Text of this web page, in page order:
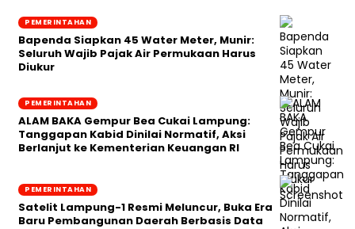
PEMERINTAHAN
‎Bapenda Siapkan 45 Water Meter, Munir:
Seluruh Wajib Pajak Air Permukaan Harus
Diukur
PEMERINTAHAN
ALAM BAKA Gempur Bea Cukai Lampung:
Tanggapan Kabid Dinilai Normatif, Aksi
Berlanjut ke Kementerian Keuangan RI
PEMERINTAHAN
Satelit Lampung-1 Resmi Meluncur, Buka Era
Baru Pembangunan Daerah Berbasis Data